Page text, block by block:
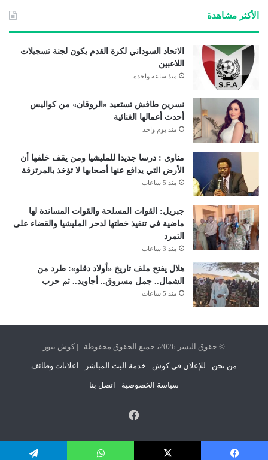
الأكثر مشاهدة
الاتحاد السوداني لكرة القدم يكون لجنة تسجيلات
اللاعبين
منذ ساعة واحدة
نسرين طافش تستعيد «الروقان» من كواليس
أحدث أعمالها الغنائية
منذ يوم واحد
مناوي : درسا جديدا للمليشيا ومن يقف خلفها أن
الأرض التي يدافع عنها أصحابها لا تؤخذ بالمرتزقة
منذ 5 ساعات
جبريل: القوات المسلحة والقوات المساندة لها
ماضية في تنفيذ خطتها لدحر المليشيا والقضاء على
التمرد
منذ 3 ساعات
هلال يفتح ملف تاريخ «أولاد دقلو»: طرد من
الشمال.. جمل مسروق.. أجاويد.. ثم حرب
منذ 5 ساعات
© حقوق النشر 2026، جميع الحقوق محفوظة | كوش نيوز
من نحن للإعلان في كوش خدمة البث المباشر اعلانات وظائف
سياسة الخصوصية اتصل بنا